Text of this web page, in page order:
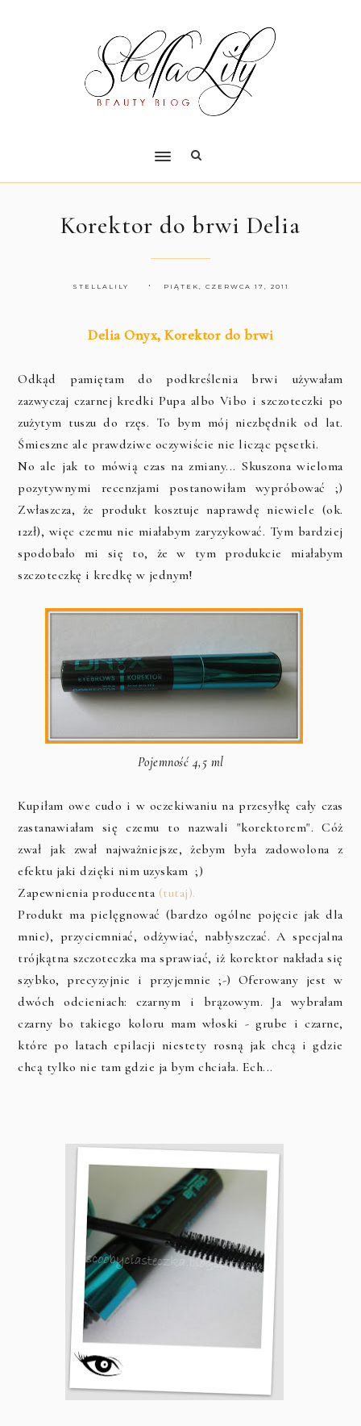
Korektor do brwi Delia
STELLALILY PIĄTEK, CZERWCA 17, 2011
Delia Onyx, Korektor do brwi
Odkąd pamiętam do podkreślenia brwi używałam
zazwyczaj czarnej kredki Pupa albo Vibo i szczoteczki po
zużytym tuszu do rzęs. To bym mój niezbędnik od lat.
Śmieszne ale prawdziwe oczywiście nie licząc pęsetki.
No ale jak to mówią czas na zmiany... Skuszona wieloma
pozytywnymi recenzjami postanowiłam wypróbować ;)
Zwłaszcza, że produkt kosztuje naprawdę niewiele (ok.
12zł), więc czemu nie miałabym zaryzykować. Tym bardziej
spodobało mi się to, że w tym produkcie miałabym
szczoteczkę i kredkę w jednym!
Pojemność 4,5 ml
Kupiłam owe cudo i w oczekiwaniu na przesyłkę cały czas
zastanawiałam się czemu to nazwali "korektorem". Cóż
zwał jak zwał najważniejsze, żebym była zadowolona z
efektu jaki dzięki nim uzyskam ;)
Zapewnienia producenta (tutaj).
Produkt ma pielęgnować (bardzo ogólne pojęcie jak dla
mnie), przyciemniać, odżywiać, nabłyszczać. A specjalna
trójkątna szczoteczka ma sprawiać, iż korektor nakłada się
szybko, precyzyjnie i przyjemnie ;-) Oferowany jest w
dwóch odcieniach: czarnym i brązowym. Ja wybrałam
czarny bo takiego koloru mam włoski - grube i czarne,
które po latach epilacji niestety rosną jak chcą i gdzie
chcą tylko nie tam gdzie ja bym chciała. Ech...